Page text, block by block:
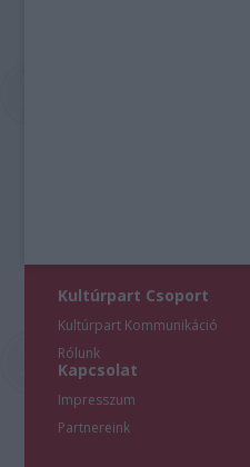
Kultúrpart Csoport
Kultúrpart Kommunikáció
Rólunk
Kapcsolat
Impresszum
Partnereink